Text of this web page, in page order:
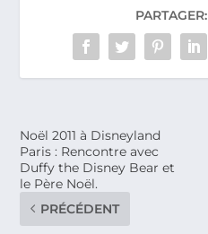
PARTAGER:
Noël 2011 à Disneyland
Paris : Rencontre avec
Duffy the Disney Bear et
le Père Noël.
PRÉCÉDENT